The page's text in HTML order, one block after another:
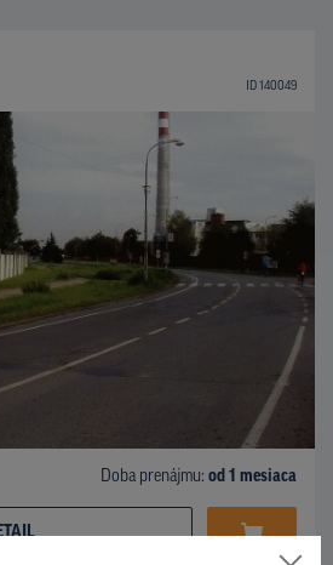
ID 140049
Doba prenájmu: od 1 mesiaca